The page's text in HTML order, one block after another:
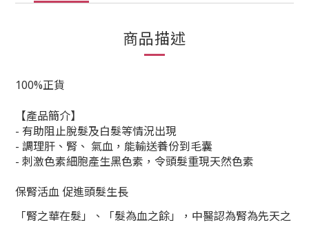
商品描述
100%正貨
【產品簡介】
- 有助阻止脫髮及白髮等情況出現
- 調理肝、腎、 氣血，能輸送養份到毛囊
- 刺激色素細胞產生黑色素，令頭髮重現天然色素
保腎活血 促進頭髮生長
「腎之華在髮」、「髮為血之餘」，中醫認為腎為先天之